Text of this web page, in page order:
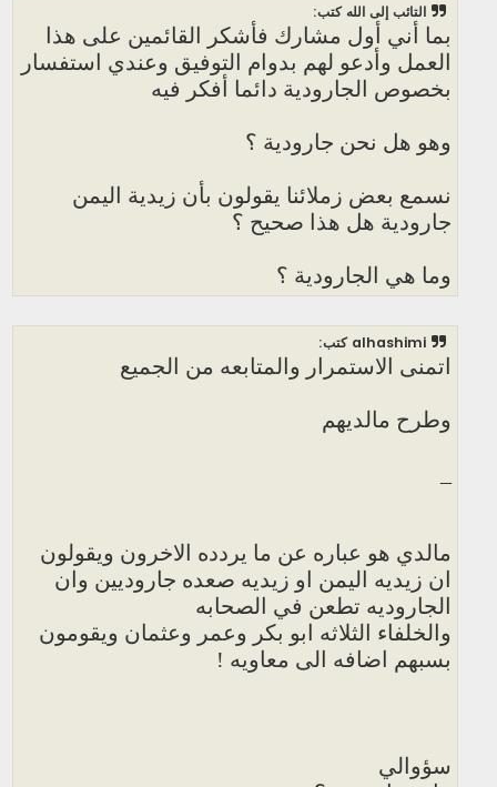
التائب إلى الله كتب:
بما أني أول مشارك فأشكر القائمين على هذا
العمل وأدعو لهم بدوام التوفيق وعندي استفسار
بخصوص الجارودية دائما أفكر فيه
وهو هل نحن جارودية ؟
نسمع بعض زملائنا يقولون بأن زيدية اليمن
جارودية هل هذا صحيح ؟
وما هي الجارودية ؟
alhashimi كتب:
اتمنى الاستمرار والمتابعه من الجميع
وطرح مالديهم
مالدي هو عباره عن ما يردده الاخرون ويقولون
ان زيديه اليمن او زيديه صعده جاروديين وان
الجاروديه تطعن في الصحابه
والخلفاء الثلاثه ابو بكر وعمر وعثمان ويقومون
بسبهم اضافه الى معاويه !
سؤوالي